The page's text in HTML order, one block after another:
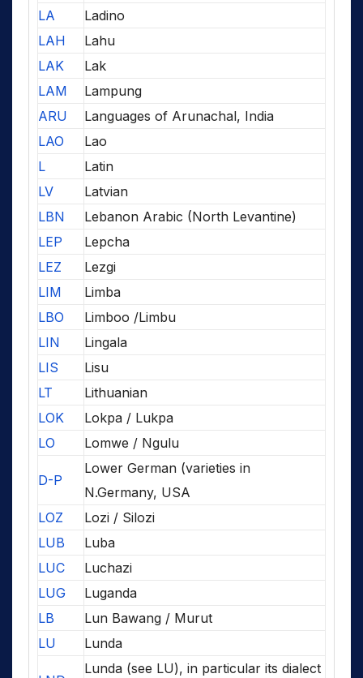
LA
Ladino
LAH
Lahu
LAK
Lak
LAM
Lampung
ARU
Languages of Arunachal, India
LAO
Lao
L
Latin
LV
Latvian
LBN
Lebanon Arabic (North Levantine)
LEP
Lepcha
LEZ
Lezgi
LIM
Limba
LBO
Limboo /Limbu
LIN
Lingala
LIS
Lisu
LT
Lithuanian
LOK
Lokpa / Lukpa
LO
Lomwe / Ngulu
D-P
Lower German (varieties in
N.Germany, USA
LOZ
Lozi / Silozi
LUB
Luba
LUC
Luchazi
LUG
Luganda
LB
Lun Bawang / Murut
LU
Lunda
Lunda (see LU), in particular its dialect